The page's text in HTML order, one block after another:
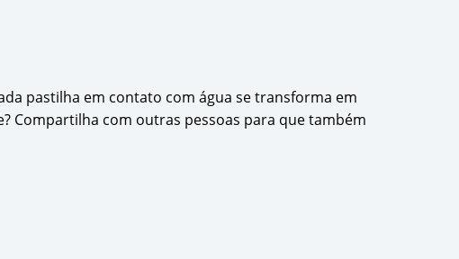
pastilha em contato com água se transforma em
Compartilha com outras pessoas para que também